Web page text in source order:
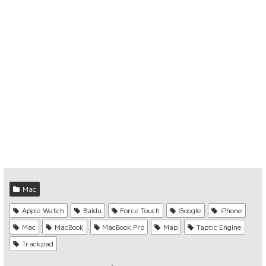
Mac
Apple Watch Baidu Force Touch Google
iPhone
Mac
MacBook MacBook Pro Map
Taptic Engine
Trackpad